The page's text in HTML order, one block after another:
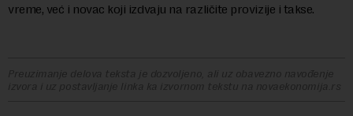
vreme, već i novac koji izdvaju na različite provizije i takse.
Preuzimanje delova teksta je dozvoljeno, ali uz obavezno navođenje
izvora i uz postavljanje linka ka izvornom tekstu na novaekonomija.rs